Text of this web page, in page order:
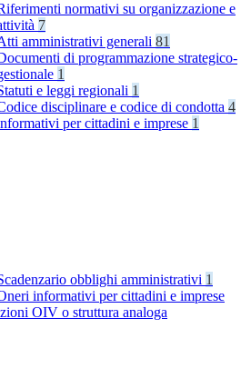
normativi su organizzazione e
7
amministrativi generali 81
di programmazione strategico-
1
e leggi regionali 1
disciplinare e codice di condotta 4
per cittadini e imprese 1
obblighi amministrativi 1
informativi per cittadini e imprese
OIV o struttura analoga